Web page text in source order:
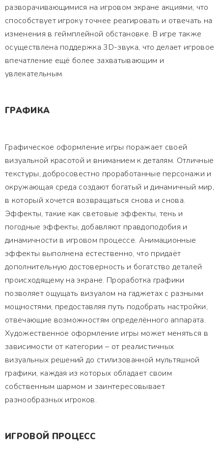
разворачивающимися на игровом экране акциями, что
способствует игроку точнее реагировать и отвечать на
изменения в геймплейной обстановке. В игре также
осуществлена поддержка 3D-звука, что делает игровое
впечатление ещё более захватывающим и
увлекательным.
ГРАФИКА
Графическое оформление игры поражает своей
визуальной красотой и вниманием к деталям. Отличные
текстуры, добросовестно проработанные персонажи и
окружающая среда создают богатый и динамичный мир,
в который хочется возвращаться снова и снова.
Эффекты, такие как световые эффекты, тень и
погодные эффекты, добавляют правдоподобия и
динамичности в игровом процессе. Анимационные
эффекты выполнена естественно, что придаёт
дополнительную достоверность и богатство деталей
происходящему на экране. Проработка графики
позволяет ощущать визуалом на гаджетах с разными
мощностями, предоставляя путь подобрать настройки,
отвечающие возможностям определённого аппарата.
Художественное оформление игры может меняться в
зависимости от категории – от реалистичных
визуальных решений до стилизованной мультяшной
графики, каждая из которых обладает своим
собственным шармом и заинтересовывает
разнообразных игроков.
ИГРОВОЙ ПРОЦЕСС